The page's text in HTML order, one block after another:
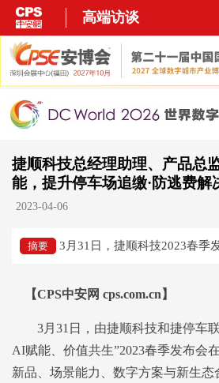
高端访谈
捷顺科技总经理助理、产品总
能，提升停车场追缴·防逃费解
2023-04-06
摘要 3月31日，捷顺科技2023春季
【CPS中安网 cps.com.cn】
3月31日，由捷顺科技和捷停车联
AI赋能、价值共生”2023春季发布会
新品、场景能力、数字方案与新生态